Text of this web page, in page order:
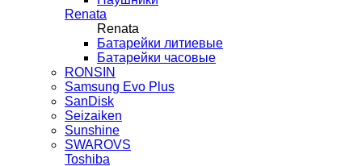
Renata
Renata
Батарейки литиевые
Батарейки часовые
RONSIN
Samsung Evo Plus
SanDisk
Seizaiken
Sunshine
SWAROVS
Toshiba